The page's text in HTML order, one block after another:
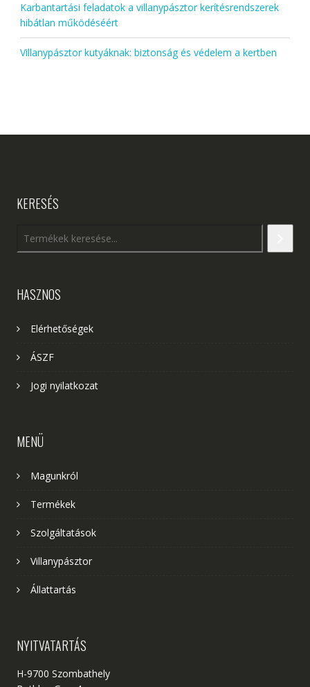
Karbantartási feladatok a villanypásztor kerítésrendszerek
hibátlan működéséért
Villanypásztor kutyáknak: biztonság és védelem a kertben
KERESÉS
HASZNOS
Elérhetőségek
ÁSZF
Jogi nyilatkozat
MENÜ
Magunkról
Termékek
Szolgáltatások
Villanypásztor
Állattartás
NYITVATARTÁS
H-9700 Szombathely